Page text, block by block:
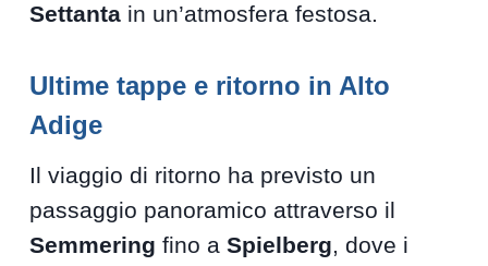
Settanta in un’atmosfera festosa.
Ultime tappe e ritorno in Alto
Adige
Il viaggio di ritorno ha previsto un
passaggio panoramico attraverso il
Semmering fino aSpielberg, dove i